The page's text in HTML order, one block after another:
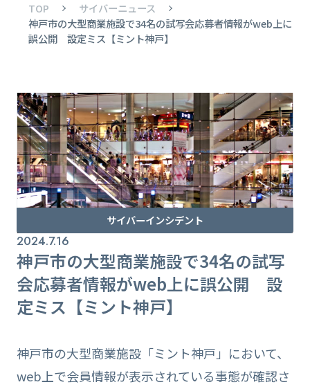
TOP
サイバーニュース
神戸市の大型商業施設で34名の試写会応募者情報がweb上に
誤公開 設定ミス【ミント神戸】
サイバーインシデント
2024.7.16
神戸市の大型商業施設で34名の試写
会応募者情報がweb上に誤公開 設
定ミス【ミント神戸】
神戸市の大型商業施設「ミント神戸」において、
web上で会員情報が表示されている事態が確認さ